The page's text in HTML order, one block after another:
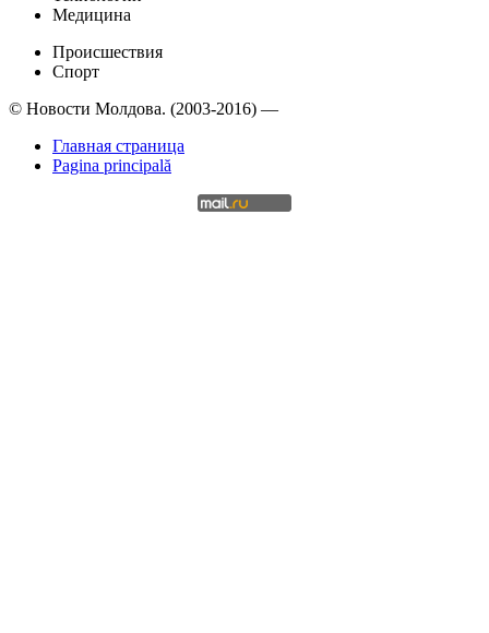
Медицина
Происшествия
Спорт
© Новости Молдова. (2003-2016) —
Главная страница
Pagina principală